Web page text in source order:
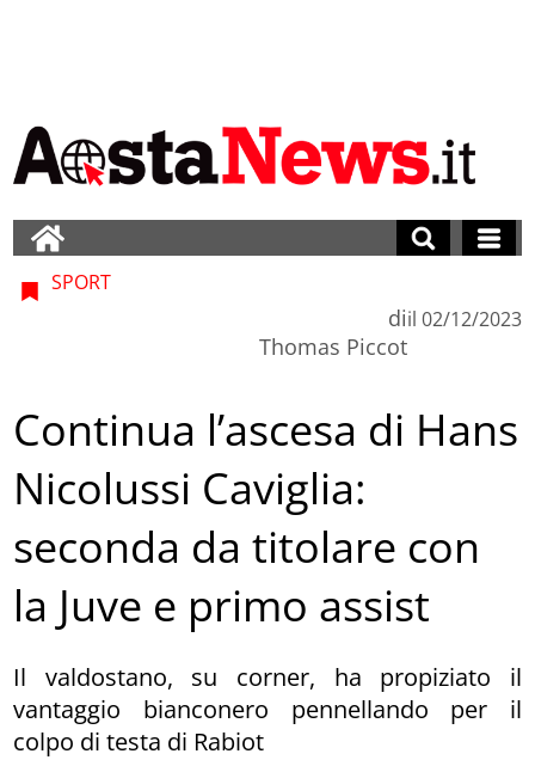
SPORT
di
Thomas Piccot
il 02/12/2023
Continua l’ascesa di Hans
Nicolussi Caviglia:
seconda da titolare con
la Juve e primo assist
Il valdostano, su corner, ha propiziato il
vantaggio bianconero pennellando per il
colpo di testa di Rabiot